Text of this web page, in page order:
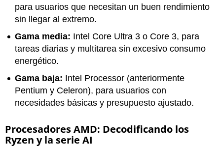
para usuarios que necesitan un buen rendimiento
sin llegar al extremo.
Gama media: Intel Core Ultra 3 o Core 3, para
tareas diarias y multitarea sin excesivo consumo
energético.
Gama baja: Intel Processor (anteriormente
Pentium y Celeron), para usuarios con
necesidades básicas y presupuesto ajustado.
Procesadores AMD: Decodificando los
Ryzen y la serie AI